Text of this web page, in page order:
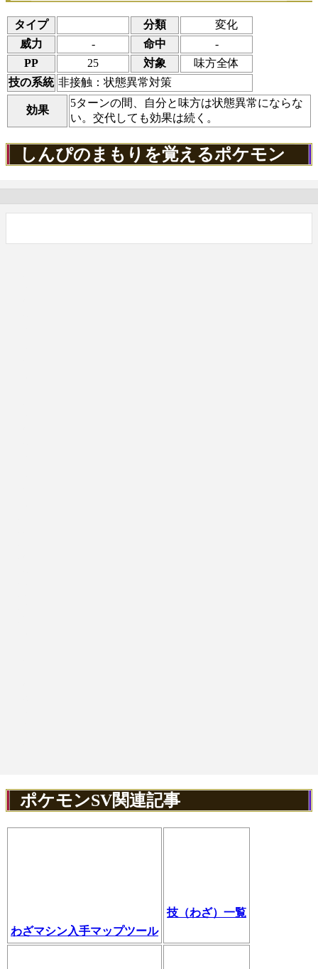
タイプ 分類
変化
威力
- 命中
-
PP
25 対象
味方全体
技の系統 非接触：状態異常対策
効果
5ターンの間、自分と味方は状態異常にならな
い。交代しても効果は続く。
しんぴのまもりを覚えるポケモン
ポケモンSV関連記事
わざマシン入手マップツール
技（わざ）一覧